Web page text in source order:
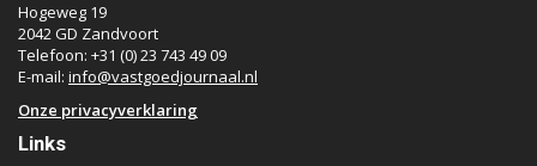
Hogeweg 19
2042 GD Zandvoort
Telefoon: +31 (0) 23 743 49 09
E-mail: info@vastgoedjournaal.nl
Onze privacyverklaring
Links